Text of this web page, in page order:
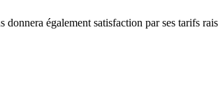
donnera également satisfaction par ses tarifs